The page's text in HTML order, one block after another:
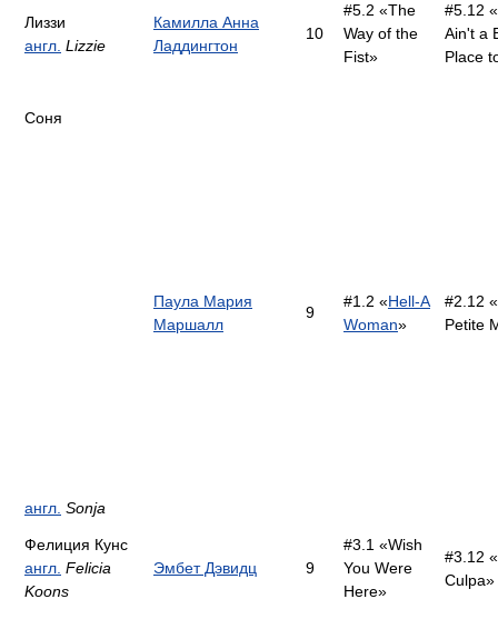
Лиззи
англ. Lizzie
Камилла Анна
Ладдингтон
10
#5.2 «The
Way of the
Fist»
#5.12
Ain't a
Place
Соня
англ. Sonja
Паула Мария
Маршалл
9
#1.2 «Hell-A
Woman»
#2.12
Petite
Фелиция Кунс
англ. Felicia
Koons
Эмбет Дэвидц 9
#3.1 «Wish
You Were
Here»
#3.12
Culpa»